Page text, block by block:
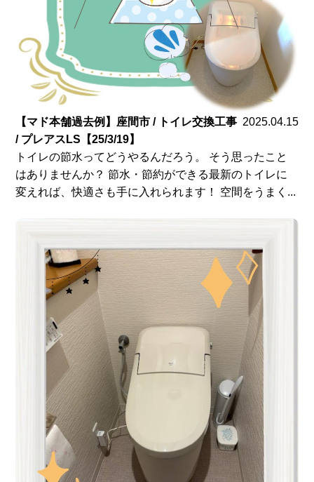
【マド本舗過去例】座間市 / トイレ交換工事
/ プレアスLS【25/3/19】
2025.04.15
トイレの節水ってどうやるんだろう。 そう思ったこと
はありませんか？ 節水・節約ができる最新のトイレに
変えれば、快適さも手に入れられます！ 空間をうまく...